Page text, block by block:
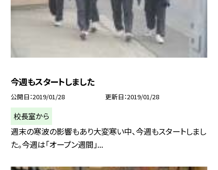
今週もスタートしました
公開日 2019/01/28 更新日 2019/01/28
校長室から
週末の寒波の影響もあり大変寒い中、今週もスタートしまし
た。今週は「オープン週間」...